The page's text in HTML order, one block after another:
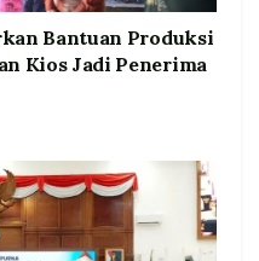
Bantuan Produksi
Kios Jadi Penerima